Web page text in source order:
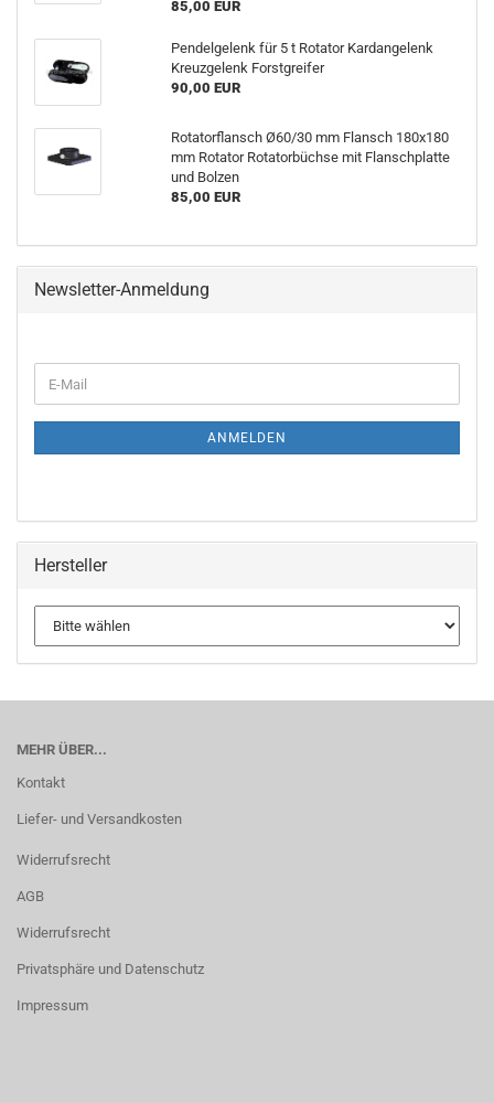
85,00 EUR
Pendelgelenk für 5 t Rotator Kardangelenk
Kreuzgelenk Forstgreifer
90,00 EUR
Rotatorflansch Ø60/30 mm Flansch 180x180
mm Rotator Rotatorbüchse mit Flanschplatte
und Bolzen
85,00 EUR
Newsletter-Anmeldung
ANMELDEN
Hersteller
MEHR ÜBER...
Kontakt
Liefer- und Versandkosten
Widerrufsrecht
AGB
Widerrufsrecht
Privatsphäre und Datenschutz
Impressum